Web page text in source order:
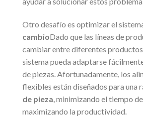
Otro desafío es optimizar el
cambioDado que las líneas de
cambiar entre diferentes
sistema pueda adaptarse
de piezas. Afortunadamente, los
flexibles están diseñados para una
de pieza, minimizando el tiempo
maximizando la productividad.